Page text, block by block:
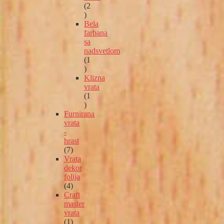
2
2
proizvoda
Bela
farbana
sa
nadsvetlom
1
1
proizvod
Klizna
vrata
1
1
proizvod
Furnirana
vrata
-
hrast
77
proizvoda
Vrata
dekor
folija
44
proizvoda
Craft
master
vrata
11